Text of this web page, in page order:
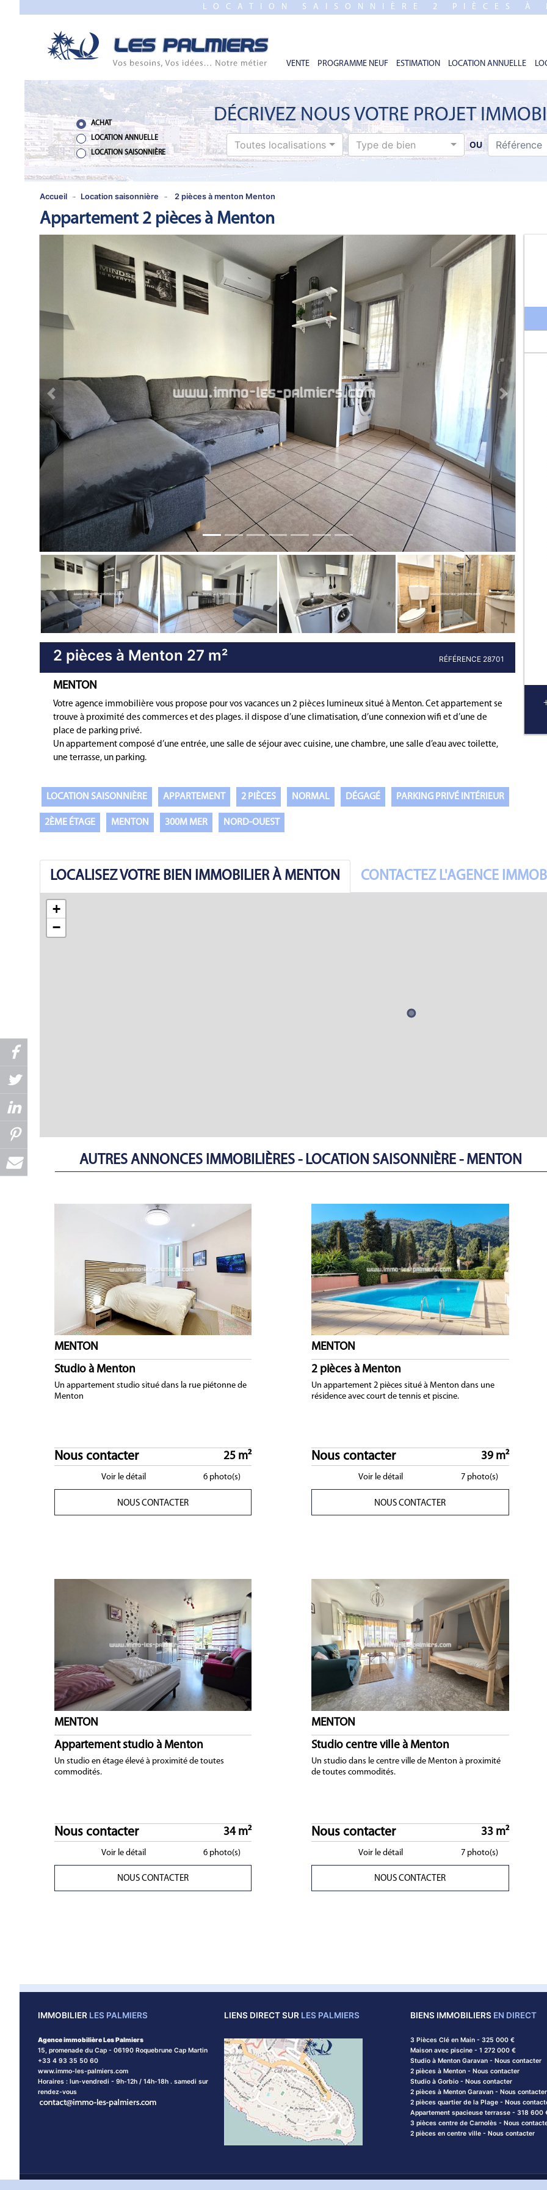
LOCATION SAISONNIÈRE 2 PIÈCES À
VENTE PROGRAMME NEUF ESTIMATION LOCATION ANNUELLE
PROGRAMME
ESTIMATION
ANNUELLE
LOCATION
SAISONNIÈRE
DÉCRIVEZ NOUS VOTRE PROJET
ACHAT
LOCATION ANNUELLE
LOCATION SAISONNIÈRE
Toutes localisations Type de bien OU
Accueil Location saisonnière 2 pièces à menton Menton
Appartement 2 pièces à Menton
Bien immobilier précédent Bien
Bien immobilier précédent Bien
2 pièces à Menton 27 m² RÉFÉRENCE 28701
MENTON
Votre agence immobilière vous propose pour vos vacances un 2 pièces lumineux situé à Menton. Cet appartement se
trouve à proximité des commerces et des plages. il dispose d’une climatisation, d’une connexion wifi et d’une de
place de parking privé.
Un appartement composé d’une entrée, une salle de séjour avec cuisine, une chambre, une salle d’eau avec toilette,
une terrasse, un parking.
LOCATION SAISONNIÈRE APPARTEMENT 2 PIÈCES NORMAL DÉGAGÉ PARKING PRIVÉ INTÉRIEUR
2ÈME ÉTAGE MENTON 300M MER NORD-OUEST
LOCALISEZ VOTRE BIEN IMMOBILIER À MENTON CONTACTEZ L'AGENCE
+
−
AUTRES ANNONCES IMMOBILIÈRES - LOCATION SAISONNIÈRE - MENTON
MENTON
Studio à Menton
Un appartement studio situé dans la rue piétonne de
Menton
Nous contacter 25 m²
Voir le détail 6 photo(s)
NOUS CONTACTER
MENTON
2 pièces à Menton
Un appartement 2 pièces situé à Menton dans une
résidence avec court de tennis et piscine.
Nous contacter 39 m²
Voir le détail 7 photo(s)
NOUS CONTACTER
MENTON
Appartement studio à Menton
Un studio en étage élevé à proximité de toutes
commodités.
Nous contacter 34 m²
Voir le détail 6 photo(s)
NOUS CONTACTER
MENTON
Studio centre ville à Menton
Un studio dans le centre ville de Menton à proximité
de toutes commodités.
Nous contacter 33 m²
Voir le détail 7 photo(s)
NOUS CONTACTER
IMMOBILIER LES PALMIERS
Agence immobilière Les Palmiers
15, promenade du Cap - 06190 Roquebrune Cap Martin
+33 4 93 35 50 60
www.immo-les-palmiers.com
Horaires : lun-vendredi - 9h-12h / 14h-18h . samedi sur
rendez-vous
LIENS DIRECT SUR LES PALMIERS BIENS IMMOBILIERS EN DIRECT
3 Pièces Clé en Main - 325 000 €
Maison avec piscine - 1 272 000 €
Studio à Menton Garavan - Nous contacter
2 pièces à Menton - Nous contacter
Studio à Gorbio - Nous contacter
2 pièces à Menton Garavan - Nous contacter
2 pièces quartier de la Plage - Nous
Appartement spacieuse terrasse - 318 600
3 pièces centre de Carnolès - Nous
2 pièces en centre ville - Nous contacter